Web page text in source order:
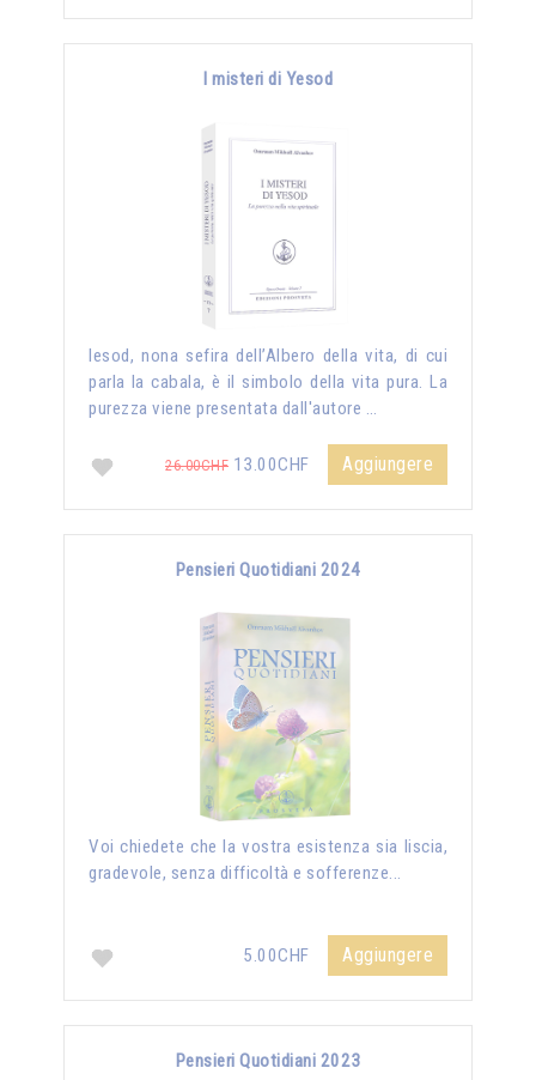
I misteri di Yesod
Iesod, nona sefira dell’Albero della vita, di cui
parla la cabala, è il simbolo della vita pura. La
purezza viene presentata dall'autore …
26.00CHF 13.00CHF Aggiungere
Pensieri Quotidiani 2024
Voi chiedete che la vostra esistenza sia liscia,
gradevole, senza difficoltà e sofferenze...
5.00CHF Aggiungere
Pensieri Quotidiani 2023